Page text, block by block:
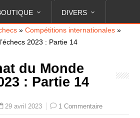
DIVERS
» Compétitions internationales »
2023 : Partie 14
du Monde
: Partie 14
29 avril 2023 1 Commentaire